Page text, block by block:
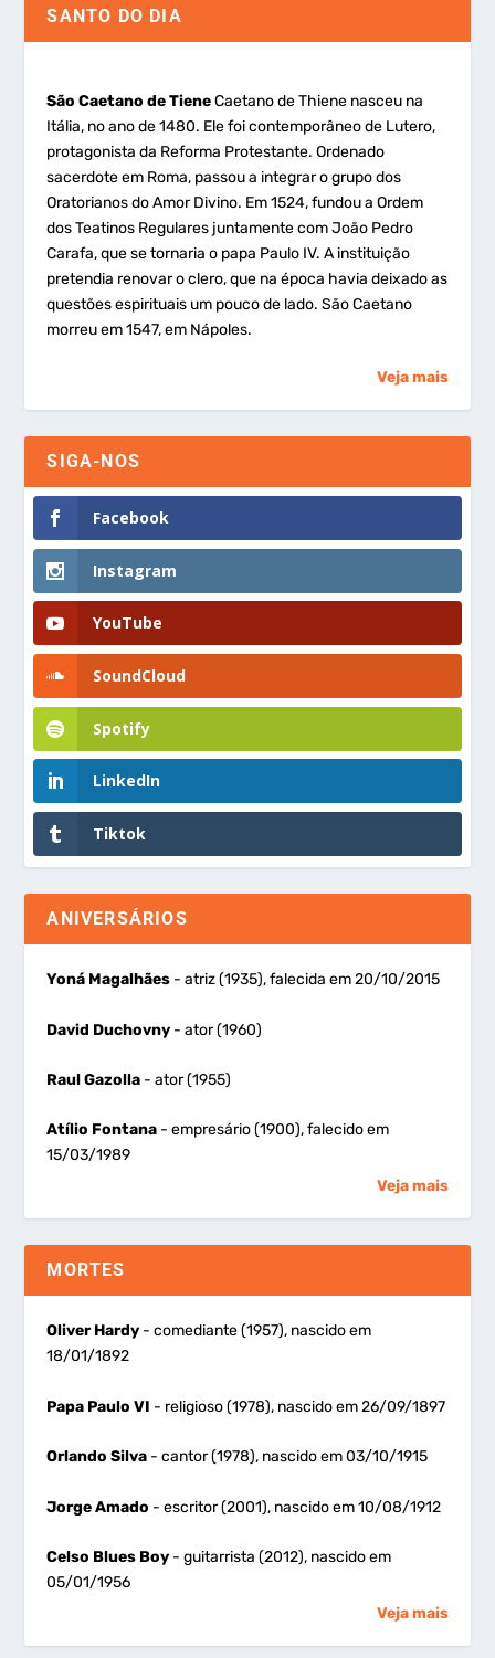
SANTO DO DIA
São Caetano de TieneCaetano de Thiene nasceu na
Itália, no ano de 1480. Ele foi contemporâneo de Lutero,
protagonista da Reforma Protestante. Ordenado
sacerdote em Roma, passou a integrar o grupo dos
Oratorianos do Amor Divino. Em 1524, fundou a Ordem
dos Teatinos Regulares juntamente com João Pedro
Carafa, que se tornaria o papa Paulo IV. A instituição
pretendia renovar o clero, que na época havia deixado as
questões espirituais um pouco de lado. São Caetano
morreu em 1547, em Nápoles.
Veja mais
SIGA-NOS
Facebook
Instagram
YouTube
SoundCloud
Spotify
LinkedIn
Tiktok
ANIVERSÁRIOS
Yoná Magalhães - atriz (1935), falecida em 20/10/2015
David Duchovny - ator (1960)
Raul Gazolla - ator (1955)
Atílio Fontana - empresário (1900), falecido em
15/03/1989
Veja mais
MORTES
Oliver Hardy - comediante (1957), nascido em
18/01/1892
Papa Paulo VI - religioso (1978), nascido em 26/09/1897
Orlando Silva - cantor (1978), nascido em 03/10/1915
Jorge Amado - escritor (2001), nascido em 10/08/1912
Celso Blues Boy - guitarrista (2012), nascido em
05/01/1956
Veja mais